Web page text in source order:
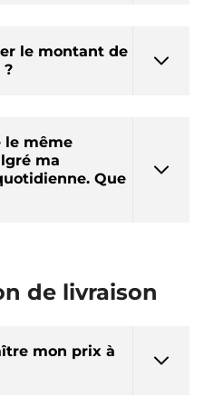
le montant de
?
le même
ma
Que
de livraison
mon prix à